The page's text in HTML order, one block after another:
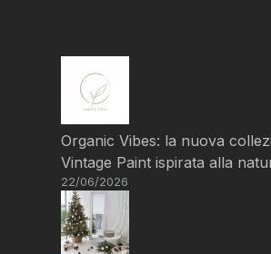
Organic Vibes: la nuova
Vintage Paint ispirata alla
22/06/2026